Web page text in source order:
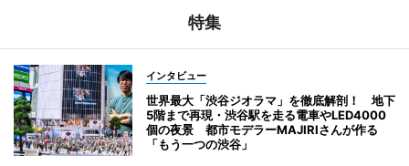
特集
インタビュー
世界最大「渋谷ジオラマ」を徹底解剖！ 地下
5階まで再現・渋谷駅を走る電車やLED4000
個の夜景 都市モデラーMAJIRIさんが作る
「もう一つの渋谷」